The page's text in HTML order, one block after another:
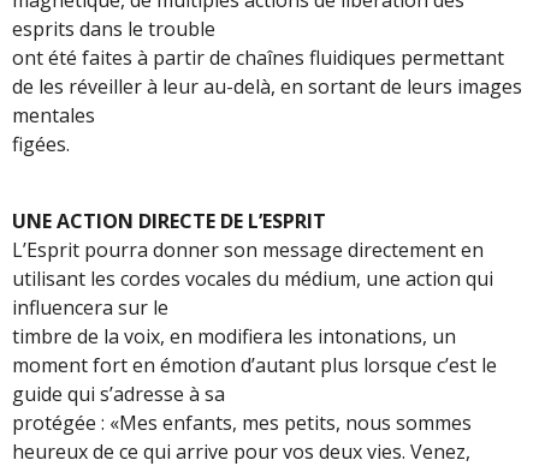
esprits dans le trouble
ont été faites à partir de chaînes fluidiques permettant
de les réveiller à leur au-delà, en sortant de leurs images
mentales
figées.
UNE ACTION DIRECTE DE L’ESPRIT
L’Esprit pourra donner son message directement en
utilisant les cordes vocales du médium, une action qui
influencera sur le
timbre de la voix, en modifiera les intonations, un
moment fort en émotion d’autant plus lorsque c’est le
guide qui s’adresse à sa
protégée : «Mes enfants, mes petits, nous sommes
heureux de ce qui arrive pour vos deux vies. Venez,